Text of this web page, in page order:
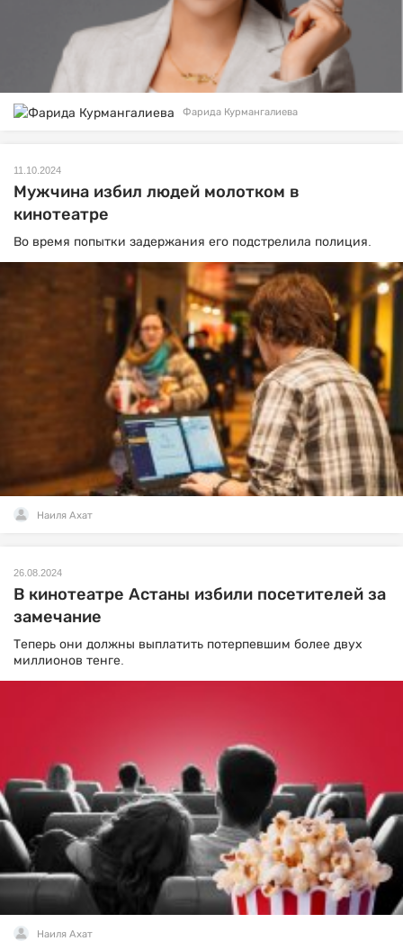
Фарида Курмангалиева
11.10.2024
Мужчина избил людей молотком в
кинотеатре
Во время попытки задержания его подстрелила полиция.
Наиля Ахат
26.08.2024
В кинотеатре Астаны избили посетителей за
замечание
Теперь они должны выплатить потерпевшим более двух
миллионов тенге.
Наиля Ахат